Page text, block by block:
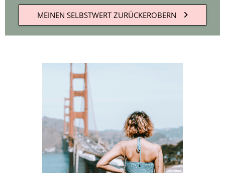
MEINEN SELBSTWERT ZURÜCKEROBERN